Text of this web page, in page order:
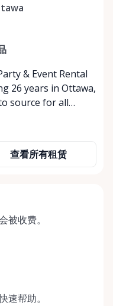
& Event Rental
source for all
our offerings
in the power of
it’s about
while making a
our part to
查看所有租赁
被收费。
速帮助。